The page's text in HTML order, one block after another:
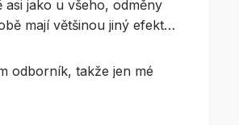
asi jako u všeho, odměny
mají většinou jiný efekt…
odborník, takže jen mé